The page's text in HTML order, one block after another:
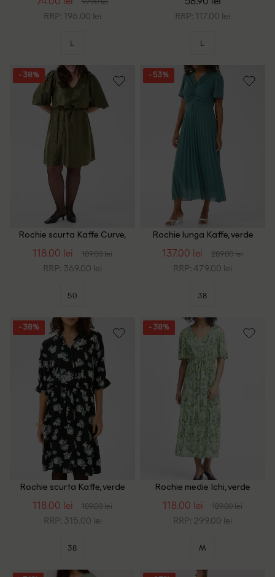
RRP: 196.00 lei
L
RRP: 117.00 lei
L
- 38%
Rochie scurta Kaffe Curve,
118.00 lei 189.00 lei
RRP: 369.00 lei
50
- 53%
Rochie lunga Kaffe, verde
137.00 lei 289.00 lei
RRP: 479.00 lei
38
- 38%
Rochie scurta Kaffe, verde
118.00 lei 189.00 lei
RRP: 315.00 lei
38
- 38%
Rochie medie Ichi, verde
118.00 lei 189.00 lei
RRP: 299.00 lei
M